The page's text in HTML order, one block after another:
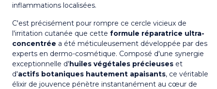
inflammations localisées.
C'est précisément pour rompre ce cercle vicieux de
l'irritation cutanée que cette formule réparatrice ultra-
concentrée a été méticuleusement développée par des
experts en dermo-cosmétique. Composé d'une synergie
exceptionnelle d'huiles végétales précieuses et
d'actifs botaniques hautement apaisants, ce véritable
élixir de jouvence pénètre instantanément au cœur de